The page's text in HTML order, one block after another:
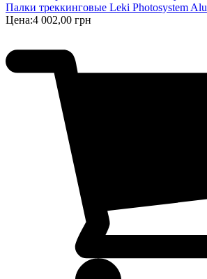
Палки треккинговые Leki Photosystem Alu
Цена:4 002,00 грн